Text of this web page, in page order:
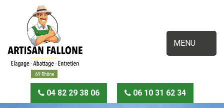
MENU
04 82 29 38 06 06 10 31 62 34